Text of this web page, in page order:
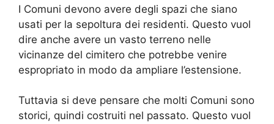
I Comuni devono avere degli spazi che siano
usati per la sepoltura dei residenti. Questo vuol
dire anche avere un vasto terreno nelle
vicinanze del cimitero che potrebbe venire
espropriato in modo da ampliare l’estensione.
Tuttavia si deve pensare che molti Comuni sono
storici, quindi costruiti nel passato. Questo vuol